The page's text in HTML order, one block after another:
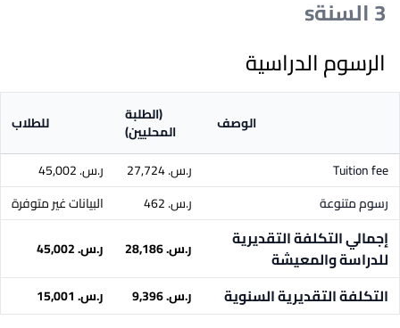
3 السنةs
الرسوم الدراسية
الوصف (الطلبة
المحليين) للطلاب
Tuition fee ر.س.‏ 27,724
ر.س.‏ 45,002
رسوم متنوعة
ر.س.‏ 462 البيانات غير متوفرة
إجمالي التكلفة التقديرية
للدراسة والمعيشة
ر.س.‏ 28,186 ر.س.‏ 45,002
التكلفة التقديرية السنوية ر.س.‏ 9,396 ر.س.‏ 15,001